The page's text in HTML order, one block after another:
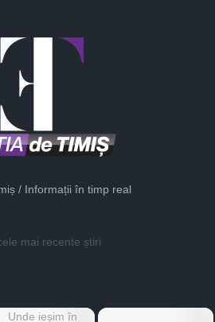
/ Informații în timp real
mai recente știri